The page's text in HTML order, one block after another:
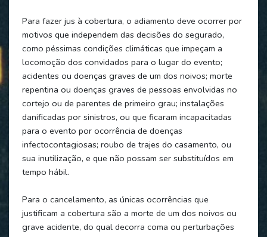
Para fazer jus à cobertura, o adiamento deve ocorrer por
motivos que independem das decisões do segurado,
como péssimas condições climáticas que impeçam a
locomoção dos convidados para o lugar do evento;
acidentes ou doenças graves de um dos noivos; morte
repentina ou doenças graves de pessoas envolvidas no
cortejo ou de parentes de primeiro grau; instalações
danificadas por sinistros, ou que ficaram incapacitadas
para o evento por ocorrência de doenças
infectocontagiosas; roubo de trajes do casamento, ou
sua inutilização, e que não possam ser substituídos em
tempo hábil.
Para o cancelamento, as únicas ocorrências que
justificam a cobertura são a morte de um dos noivos ou
grave acidente, do qual decorra coma ou perturbações